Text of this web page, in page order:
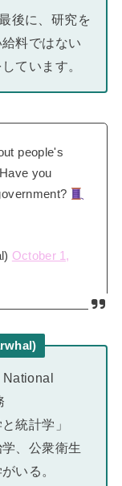
後に、研究を
料ではない
ています。
people's
you
October 1,
統計学」
、公衆衛生
いる。